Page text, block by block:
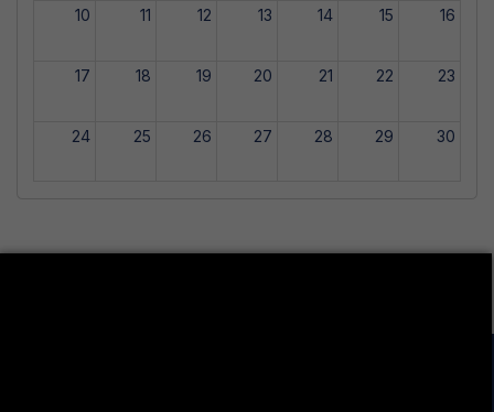
10 11 12 13 14 15 16
17 18 19 20 21 22 23
24 25 26 27 28 29 30